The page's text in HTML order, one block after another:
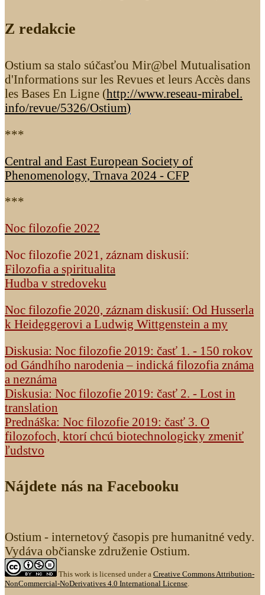
Z redakcie
Ostium sa stalo súčasťou Mir@bel Mutualisation
d'Informations sur les Revues et leurs Accès dans
les Bases En Ligne (http://www.reseau-mirabel.
info/revue/5326/Ostium)
***
Central and East European Society of
Phenomenology, Trnava 2024 - CFP
***
Noc filozofie 2022
Noc filozofie 2021, záznam diskusií:
Filozofia a spiritualita
Hudba v stredoveku
Noc filozofie 2020, záznam diskusií: Od Husserla
k Heideggerovi a Ludwig Wittgenstein a my
Diskusia: Noc filozofie 2019: časť 1. - 150 rokov
od Gándhího narodenia – indická filozofia známa
a neznáma
Diskusia: Noc filozofie 2019: časť 2. - Lost in
translation
Prednáška: Noc filozofie 2019: časť 3. O
filozofoch, ktorí chcú biotechnologicky zmeniť
ľudstvo
Nájdete nás na Facebooku
Ostium - internetový časopis pre humanitné vedy.
Vydáva občianske združenie Ostium.
This work is licensed under a Creative Commons Attribution-
NonCommercial-NoDerivatives 4.0 International License